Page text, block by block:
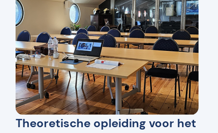
Theoretische opleiding voor het